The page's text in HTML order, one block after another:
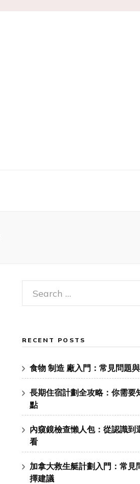
Search
for:
RECENT POSTS
食物 制造 廠入門：常見問題
長期住宿計劃全攻略：你需要
點
內窺鏡檢查懶人包：從認識到
看
加拿大救生艇計劃入門：常見
擇建議